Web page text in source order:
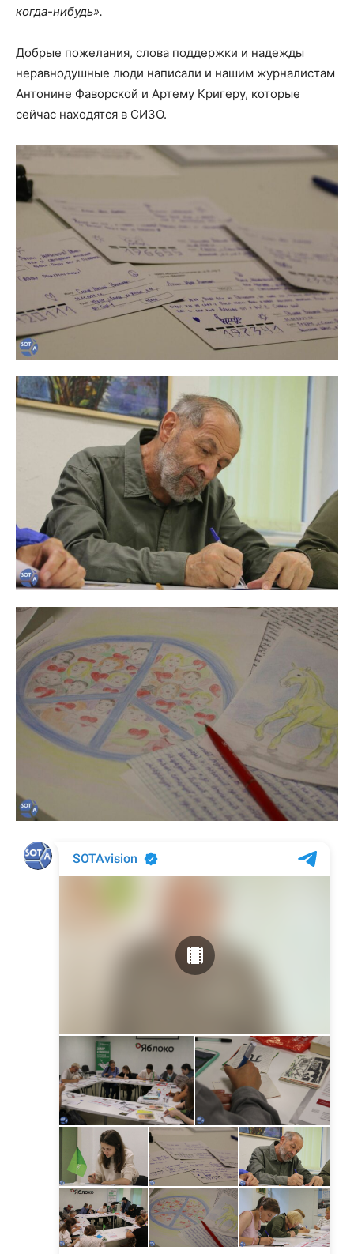
когда-нибудь».
Добрые пожелания, слова поддержки и надежды
неравнодушные люди написали и нашим журналистам
Антонине Фаворской и Артему Кригеру, которые
сейчас находятся в СИЗО.